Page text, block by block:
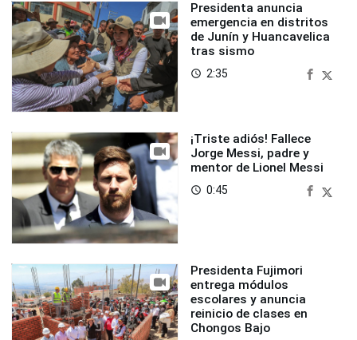
Presidenta anuncia
emergencia en distritos
de Junín y Huancavelica
tras sismo
access_time 2:35
¡Triste adiós! Fallece
Jorge Messi, padre y
mentor de Lionel Messi
access_time 0:45
Presidenta Fujimori
entrega módulos
escolares y anuncia
reinicio de clases en
Chongos Bajo